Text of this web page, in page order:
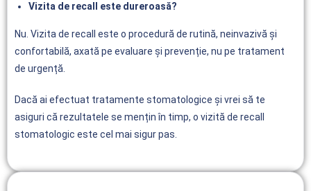
Vizita de recall este dureroasă?
Nu. Vizita de recall este o procedură de rutină, neinvazivă și
confortabilă, axată pe evaluare și prevenție, nu pe tratament
de urgență.
Dacă ai efectuat tratamente stomatologice și vrei să te
asiguri că rezultatele se mențin în timp, o vizită de recall
stomatologic este cel mai sigur pas.